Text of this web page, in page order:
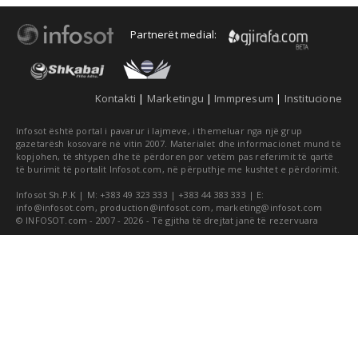
Partnerët medial:
Kontakti | Marketingu | Immpresum | Institucione
Infosot është portal i pavarur i lajmeve, i themeluar nga një grup
gazetarësh kosovarë në vitin 2007. Materialet dhe informacionet mund të
kopjohen, të shtypen dhe të përdoren por vetëm pas referimit të qartë
të burimit të portalit Infosot.com, në përputhje me kushtet e përdorimit.
Infosot Sh.P.K | M: +383 49 323 333 | +383 44 383 333 | E:
info@infosot.com , production@infosot.com , marketing@infosot.com
© INFOSOT.com - 2007 - 2026 - Të gjitha të drejtat janë të rezervuara